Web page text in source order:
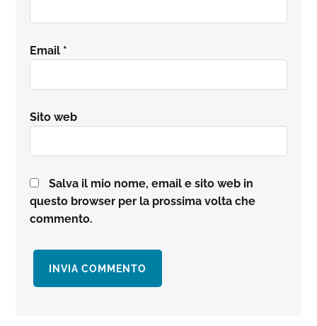
Email *
Sito web
Salva il mio nome, email e sito web in
questo browser per la prossima volta che
commento.